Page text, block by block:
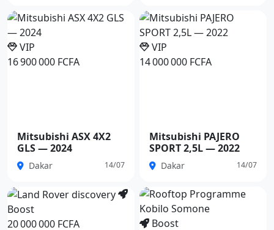
VIP
16 900 000 FCFA
Mitsubishi ASX 4X2
GLS — 2024
Dakar 14/07
VIP
14 000 000 FCFA
Mitsubishi PAJERO
SPORT 2,5L — 2022
Dakar 14/07
Boost
20 000 000 FCFA
Boost